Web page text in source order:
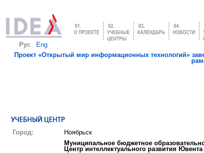
Рус
Eng
Проект «Открытый мир информационных технологий»
Город:
Ноябрьск
Муниципальное бюджетное
Центр интеллектуального развития Ювента